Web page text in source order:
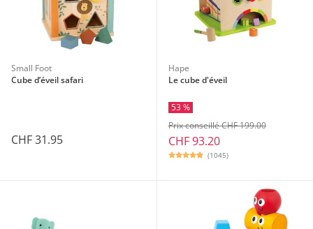
Small Foot
Cube d’éveil safari
CHF 31.95
Hape
Le cube d'éveil
53 %
CHF 93.20
Prix conseillé CHF 199.00
(1045)